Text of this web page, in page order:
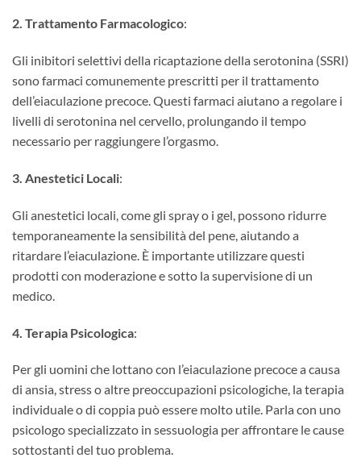
2. Trattamento Farmacologico:
Gli inibitori selettivi della ricaptazione della serotonina (SSRI)
sono farmaci comunemente prescritti per il trattamento
dell’eiaculazione precoce. Questi farmaci aiutano a regolare i
livelli di serotonina nel cervello, prolungando il tempo
necessario per raggiungere l’orgasmo.
3. Anestetici Locali:
Gli anestetici locali, come gli spray o i gel, possono ridurre
temporaneamente la sensibilità del pene, aiutando a
ritardare l’eiaculazione. È importante utilizzare questi
prodotti con moderazione e sotto la supervisione di un
medico.
4. Terapia Psicologica:
Per gli uomini che lottano con l’eiaculazione precoce a causa
di ansia, stress o altre preoccupazioni psicologiche, la terapia
individuale o di coppia può essere molto utile. Parla con uno
psicologo specializzato in sessuologia per affrontare le cause
sottostanti del tuo problema.